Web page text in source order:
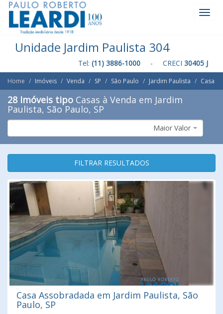
Unidade Jardim Paulista 304
Tel: (11) 3886-1000 - CRECI 30405 J
Home Imóveis Venda SP São Paulo Jardim Paulista Casa
28 Imóveis tipo Casas à Venda em Jardim
Paulista, São Paulo, SP
Maior Valor
FILTRAR RESULTADOS
Casa Assobradada em Jardim Paulista, São
Paulo, SP